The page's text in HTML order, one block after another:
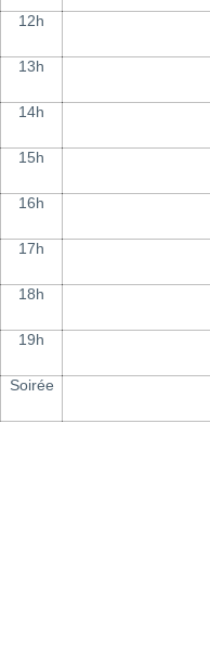
12h
13h
14h
15h
16h
17h
18h
19h
Soirée